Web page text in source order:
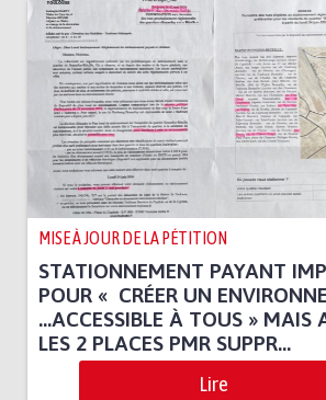
MISE À JOUR DE LA PÉTITION
STATIONNEMENT PAYANT
POUR « CRÉER UN
...ACCESSIBLE À TOUS » MAIS
LES 2 PLACES PMR SUPPR...
Lire